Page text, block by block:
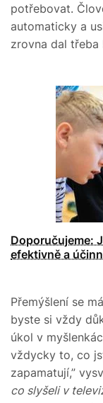
potřebovat.
automaticky a
zrovna dal třeba
Doporučujeme:
efektivně a
Přemýšlení se
byste si vždy
úkol v
vždycky to, co
zapamatují,”
co slyšeli v